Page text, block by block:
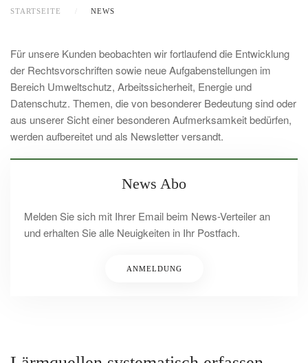
STARTSEITE NEWS
Für unsere Kunden beobachten wir fortlaufend die Entwicklung
der Rechtsvorschriften sowie neue Aufgabenstellungen im
Bereich Umweltschutz, Arbeitssicherheit, Energie und
Datenschutz. Themen, die von besonderer Bedeutung sind oder
aus unserer Sicht einer besonderen Aufmerksamkeit bedürfen,
werden aufbereitet und als Newsletter versandt.
News Abo
Melden Sie sich mit Ihrer Email beim News-Verteiler an
und erhalten Sie alle Neuigkeiten in Ihr Postfach.
ANMELDUNG